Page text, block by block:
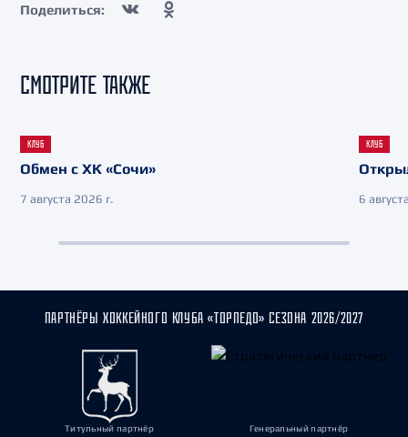
Поделиться:
СМОТРИТЕ ТАКЖЕ
КЛУБ
Обмен с ХК «Сочи»
7 августа 2026 г.
КЛУБ
6
ПАРТНЁРЫ ХОККЕЙНОГО КЛУБА «ТОРПЕДО» СЕЗОНА 2026/2027
Титульный партнёр Генеральный партнёр